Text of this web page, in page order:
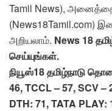
Tamil News),
(News18Tamil.com)
அறியலாம். News 18
செய்யுங்கள்.
நியூஸ்18 தமிழ்நாடு
46, TCCL – 57, SCV –
DTH: 71, TATA